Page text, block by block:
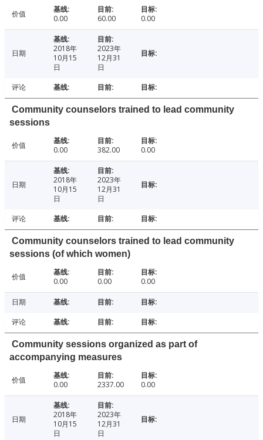
价值 0.00 60.00 0.00
日期
2018年
10月15
日
2023年
12月31
日
评论
Community counselors trained to lead community
sessions
价值 0.00 382.00 0.00
日期
2018年
10月15
日
2023年
12月31
日
评论
Community counselors trained to lead community
sessions (of which women)
价值 0.00 0.00 0.00
日期
评论
Community sessions organized as part of
accompanying measures
价值 0.00 2337.00 0.00
日期
2018年
10月15
日
2023年
12月31
日